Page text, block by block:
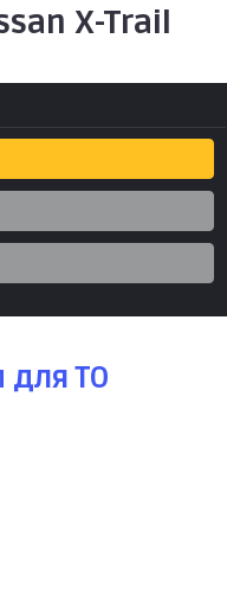
X-Trail
для ТО